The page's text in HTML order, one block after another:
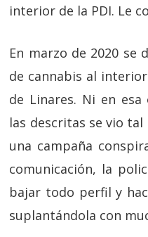
interior de la PDI. Le
En marzo de 2020 se
de cannabis al
de Linares. Ni en
las descritas se vio
una campaña
comunicación, la
bajar todo perfil y
suplantándola con